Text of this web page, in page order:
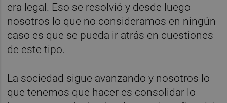
era legal. Eso se resolvió y desde luego
nosotros lo que no consideramos en ningún
caso es que se pueda ir atrás en cuestiones
de este tipo.
La sociedad sigue avanzando y nosotros lo
que tenemos que hacer es consolidar lo